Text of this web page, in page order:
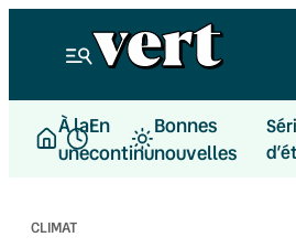
À la
une
En
continu
Bonnes
nouvelles
CLIMAT